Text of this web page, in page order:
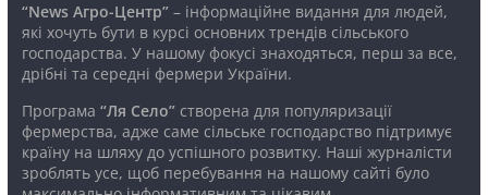
“News Агро-Центр”– інформаційне видання для людей,
які хочуть бути в курсі основних трендів сільського
господарства. У нашому фокусі знаходяться, перш за все,
дрібні та середні фермери України.
Програма “Ля Село”створена для популяризації
фермерства, адже саме сільське господарство підтримує
країну на шляху до успішного розвитку. Наші журналісти
зроблять усе, щоб перебування на нашому сайті було